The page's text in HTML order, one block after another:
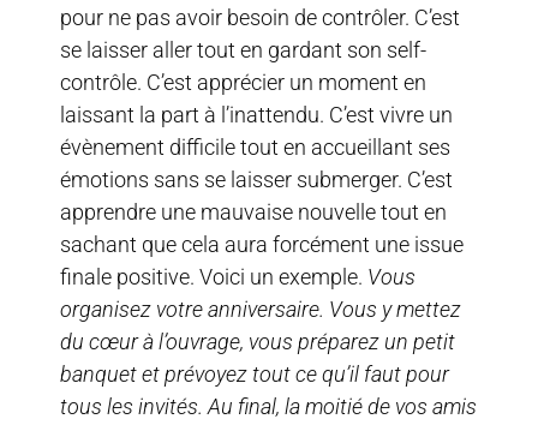
pour ne pas avoir besoin de contrôler. C’est
se laisser aller tout en gardant son self-
contrôle. C’est apprécier un moment en
laissant la part à l’inattendu. C’est vivre un
évènement difficile tout en accueillant ses
émotions sans se laisser submerger. C’est
apprendre une mauvaise nouvelle tout en
sachant que cela aura forcément une issue
finale positive. Voici un exemple. Vous
organisez votre anniversaire. Vous y mettez
du cœur à l’ouvrage, vous préparez un petit
banquet et prévoyez tout ce qu’il faut pour
tous les invités. Au final, la moitié de vos amis